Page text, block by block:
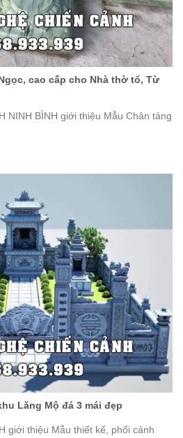
cao cấp cho Nhà thờ tổ, Từ
NINH BÌNH giới thiệu Mẫu Chân tảng
Lăng Mộ đá 3 mái đẹp
giới thiệu Mẫu thiết kế, phối cảnh